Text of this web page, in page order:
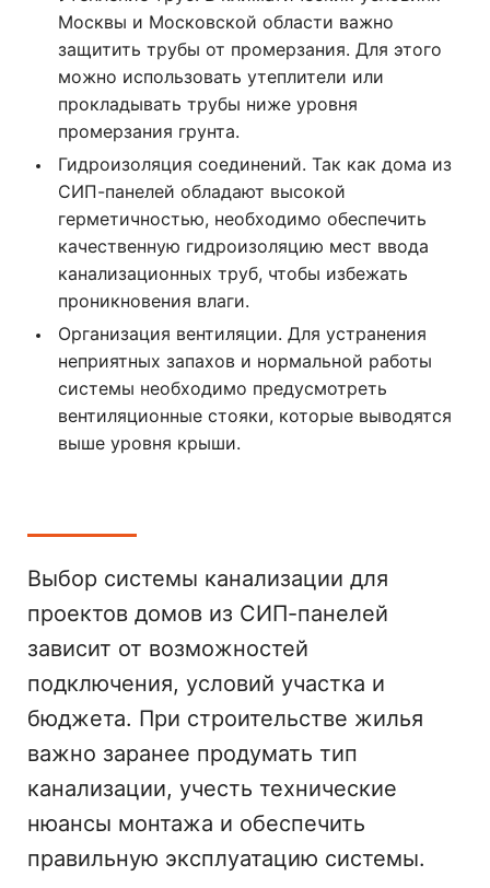
Москвы и Московской области важно
защитить трубы от промерзания. Для этого
можно использовать утеплители или
прокладывать трубы ниже уровня
промерзания грунта.
Гидроизоляция соединений. Так как дома из
СИП-панелей обладают высокой
герметичностью, необходимо обеспечить
качественную гидроизоляцию мест ввода
канализационных труб, чтобы избежать
проникновения влаги.
Организация вентиляции. Для устранения
неприятных запахов и нормальной работы
системы необходимо предусмотреть
вентиляционные стояки, которые выводятся
выше уровня крыши.
Выбор системы канализации для
проектов домов из СИП-панелей
зависит от возможностей
подключения, условий участка и
бюджета. При строительстве жилья
важно заранее продумать тип
канализации, учесть технические
нюансы монтажа и обеспечить
правильную эксплуатацию системы.